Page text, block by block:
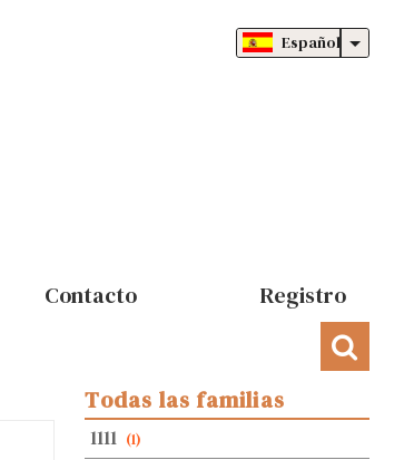
Español
Contacto Registro
Todas las familias
1111 (1)